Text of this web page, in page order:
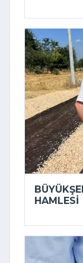
HAMLESI